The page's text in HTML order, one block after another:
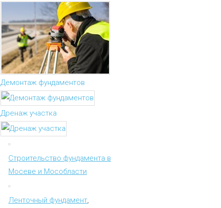
Демонтаж фундаментов
Дренаж участка
Строительство фундамента в
Мосеве и Мособласти
Ленточный фундамент